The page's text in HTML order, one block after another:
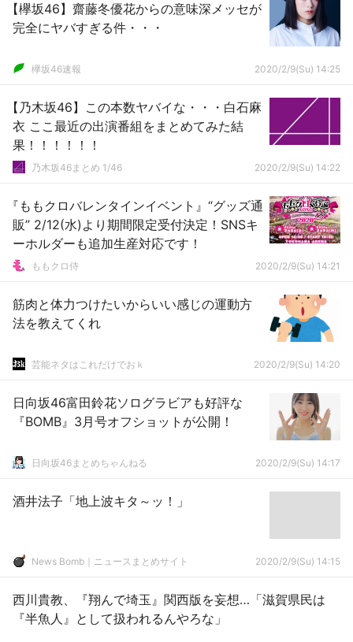
【欅坂46】齋藤冬優花からの意味深メッセが
完全にヤバすぎる件・・・
欅坂46速報 2020/2/9(Su) 14:25
【乃木坂46】この本数ヤバイな・・・白石麻
衣 ここ最近の出演番組をまとめてみた結
果！！！！！！
乃木坂46まとめ 1/46 2020/2/9(Su) 14:22
『ももクロバレンタインイベント』“グッズ通
販” 2/12(水)より期間限定受付決定！SNSキ
ーホルダーも追加生産対応です！
ももクロ侍 2020/2/9(Su) 14:21
筋肉と体力つけたいからいい感じの運動方
法を教えてくれ
芸能ネタはこれだけでおｋ 2020/2/9(Su) 14:20
日向坂46富田鈴花ソログラビアも好評な
『BOMB』3月号オフショットが公開！
日向坂46まとめちゃんねる 2020/2/9(Su) 14:17
酒井法子「地上波キタ～ッ！」
News Bomb｜ニュースまとめサイト 2020/2/9(Su) 14:15
西川貴教、『翔んで埼玉』関西版を妄想…「滋賀県民は
『半魚人』として扱われるんやろな」